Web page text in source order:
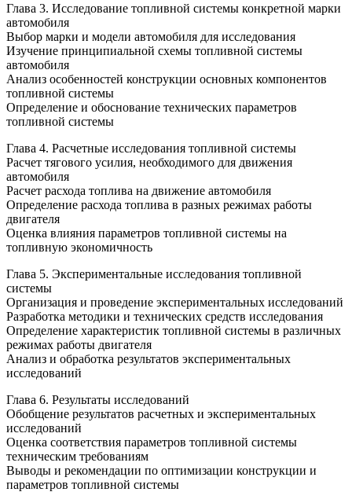
Глава 3. Исследование топливной системы конкретной марки
автомобиля
Выбор марки и модели автомобиля для исследования
Изучение принципиальной схемы топливной системы
автомобиля
Анализ особенностей конструкции основных компонентов
топливной системы
Определение и обоснование технических параметров
топливной системы
Глава 4. Расчетные исследования топливной системы
Расчет тягового усилия, необходимого для движения
автомобиля
Расчет расхода топлива на движение автомобиля
Определение расхода топлива в разных режимах работы
двигателя
Оценка влияния параметров топливной системы на
топливную экономичность
Глава 5. Экспериментальные исследования топливной
системы
Организация и проведение экспериментальных исследований
Разработка методики и технических средств исследования
Определение характеристик топливной системы в различных
режимах работы двигателя
Анализ и обработка результатов экспериментальных
исследований
Глава 6. Результаты исследований
Обобщение результатов расчетных и экспериментальных
исследований
Оценка соответствия параметров топливной системы
техническим требованиям
Выводы и рекомендации по оптимизации конструкции и
параметров топливной системы